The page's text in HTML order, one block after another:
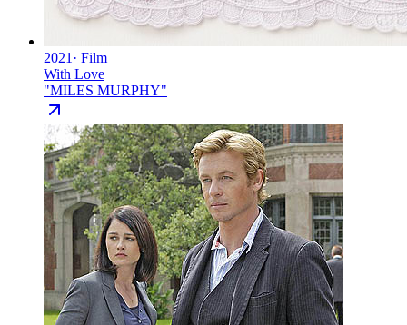
2021 · Film
With Love
"MILES MURPHY"